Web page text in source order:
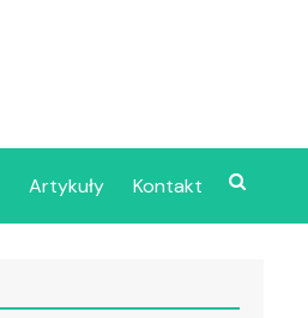
Artykuły Kontakt